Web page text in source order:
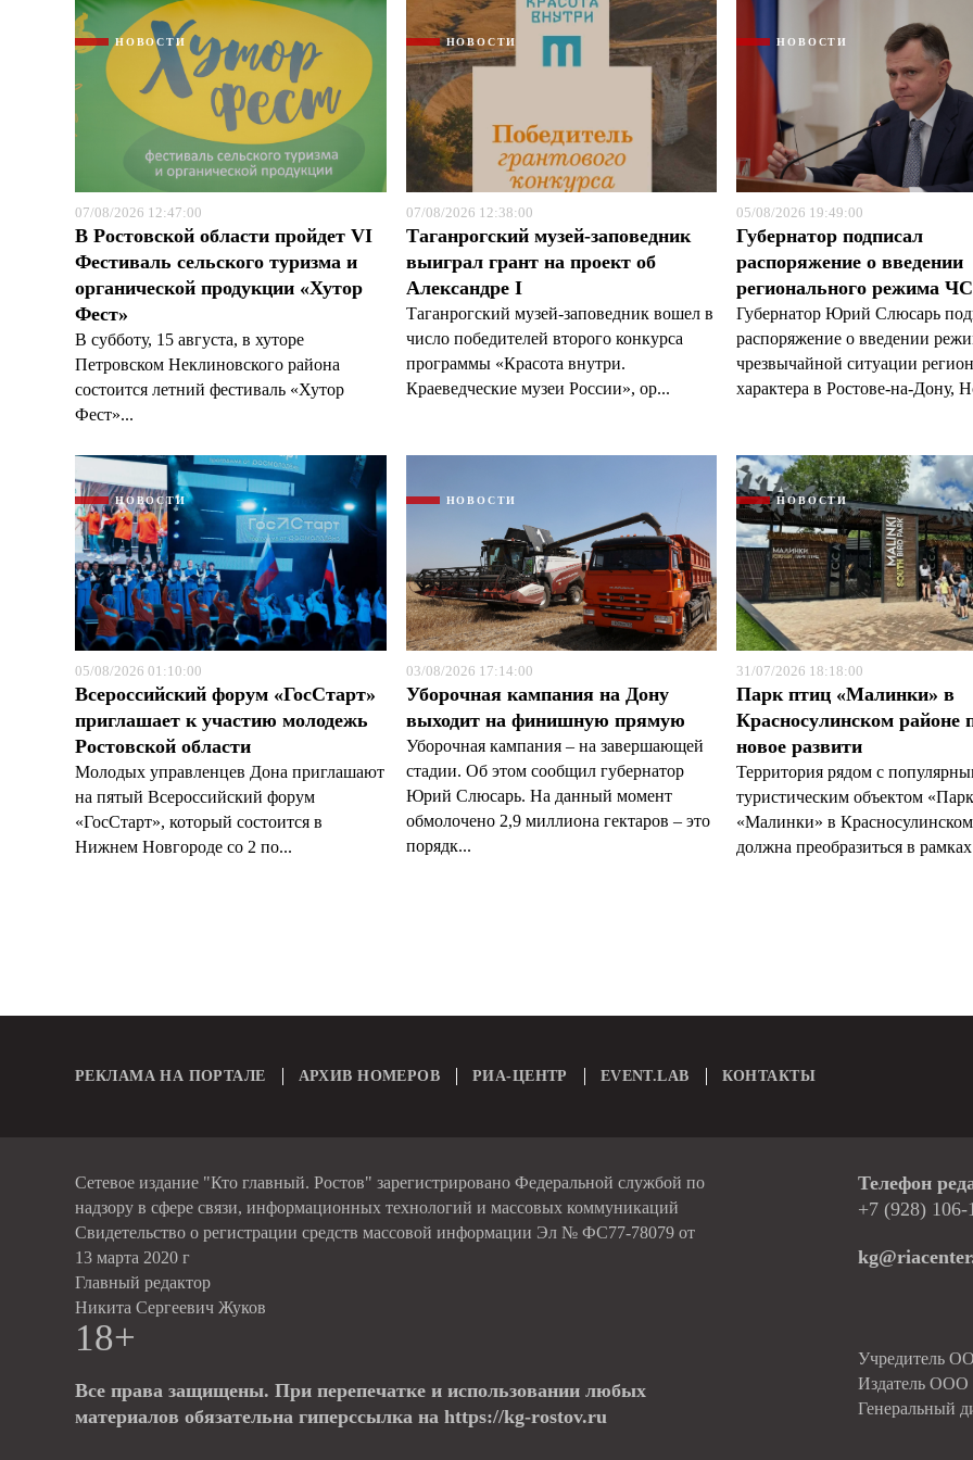
НОВОСТИ
07/08/2026 12:47:00
В Ростовской области пройдет VI
Фестиваль сельского туризма и
органической продукции «Хутор
Фест»
В субботу, 15 августа, в хуторе
Петровском Неклиновского района
состоится летний фестиваль «Хутор
Фест»...
НОВОСТИ
07/08/2026 12:38:00
Таганрогский музей-заповедник
выиграл грант на проект об
Александре I
Таганрогский музей-заповедник вошел в
число победителей второго конкурса
программы «Красота внутри.
Краеведческие музеи России», ор...
НОВОСТИ
05/08/2026 19:49:00
Губернатор подписал
распоряжение о введении
регионального режима ЧС
Губернатор Юрий Слюсарь
распоряжение о введении
чрезвычайной ситуации
характера в Ростове-на-Дону,
НОВОСТИ
05/08/2026 01:10:00
Всероссийский форум «ГосСтарт»
приглашает к участию молодежь
Ростовской области
Молодых управленцев Дона приглашают
на пятый Всероссийский форум
«ГосСтарт», который состоится в
Нижнем Новгороде со 2 по...
НОВОСТИ
03/08/2026 17:14:00
Уборочная кампания на Дону
выходит на финишную прямую
Уборочная кампания – на завершающей
стадии. Об этом сообщил губернатор
Юрий Слюсарь. На данный момент
обмолочено 2,9 миллиона гектаров – это
порядк...
НОВОСТИ
31/07/2026 18:18:00
Парк птиц «Малинки» в
Красносулинском районе
новое развити
Территория рядом с
туристическим объектом
«Малинки» в
должна преобразиться в
РЕКЛАМА НА ПОРТАЛЕ АРХИВ НОМЕРОВ РИА-ЦЕНТР EVENT.LAB КОНТАКТЫ
Сетевое издание "Кто главный. Ростов" зарегистрировано Федеральной службой по
надзору в сфере связи, информационных технологий и массовых коммуникаций
Свидетельство о регистрации средств массовой информации Эл № ФС77-78079 от
13 марта 2020 г
Главный редактор
Никита Сергеевич Жуков
18+
Все права защищены. При перепечатке и использовании любых
материалов обязательна гиперссылка на https://kg-rostov.ru
Телефон
+7 (928) 106-
Учредитель
Издатель
Генеральный